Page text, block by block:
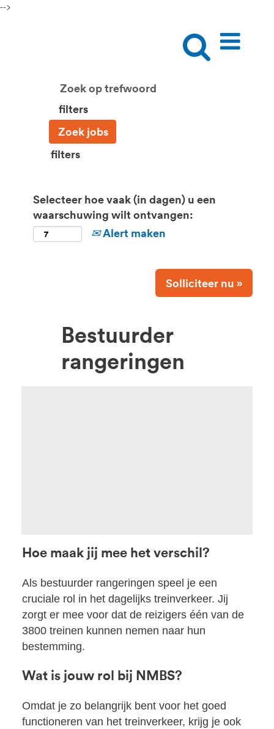
-->
filters
filters
Selecteer hoe vaak (in dagen) u een
waarschuwing wilt ontvangen:
Alert maken
Solliciteer nu »
Bestuurder
rangeringen
Hoe maak jij mee het verschil?
Als bestuurder rangeringen speel je een
cruciale rol in het dagelijks treinverkeer. Jij
zorgt er mee voor dat de reizigers één van de
3800 treinen kunnen nemen naar hun
bestemming.
Wat is jouw rol bij NMBS?
Omdat je zo belangrijk bent voor het goed
functioneren van het treinverkeer, krijg je ook